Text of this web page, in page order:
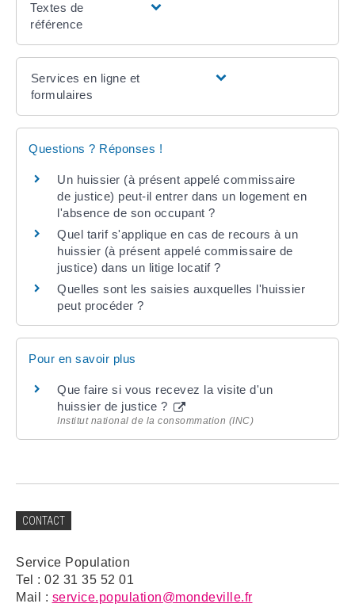
Textes de
référence
Services en ligne et
formulaires
Questions ? Réponses !
Un huissier (à présent appelé commissaire
de justice) peut-il entrer dans un logement en
l'absence de son occupant ?
Quel tarif s'applique en cas de recours à un
huissier (à présent appelé commissaire de
justice) dans un litige locatif ?
Quelles sont les saisies auxquelles l'huissier
peut procéder ?
Pour en savoir plus
Que faire si vous recevez la visite d'un
huissier de justice ?
Institut national de la consommation (INC)
CONTACT
Service Population
Tel : 02 31 35 52 01
Mail : service.population@mondeville.fr